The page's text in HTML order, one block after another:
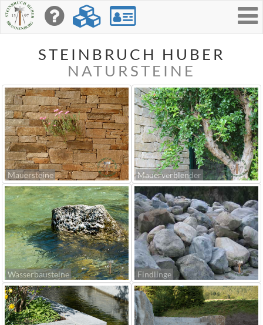
STEINBRUCH HUBER
NATURSTEINE
Mauersteine Mauerverblender
Wasserbausteine Findlinge